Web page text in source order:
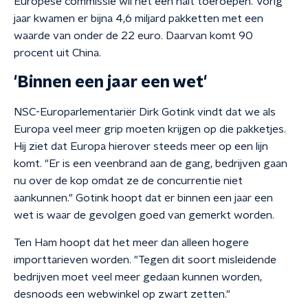
jaar kwamen er bijna 4,6 miljard pakketten met een
waarde van onder de 22 euro. Daarvan komt 90
procent uit China.
'Binnen een jaar een wet'
NSC-Europarlementariër Dirk Gotink vindt dat we als
Europa veel meer grip moeten krijgen op die pakketjes.
Hij ziet dat Europa hierover steeds meer op een lijn
komt. "Er is een veenbrand aan de gang, bedrijven gaan
nu over de kop omdat ze de concurrentie niet
aankunnen." Gotink hoopt dat er binnen een jaar een
wet is waar de gevolgen goed van gemerkt worden.
Ten Ham hoopt dat het meer dan alleen hogere
importtarieven worden. "Tegen dit soort misleidende
bedrijven moet veel meer gedaan kunnen worden,
desnoods een webwinkel op zwart zetten."